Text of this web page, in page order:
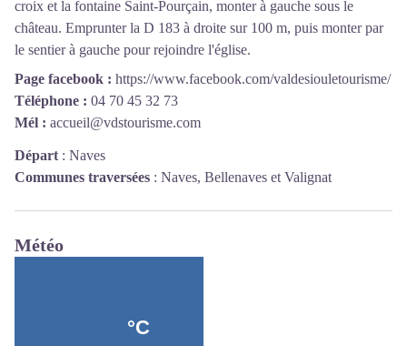
croix et la fontaine Saint-Pourçain, monter à gauche sous le
château. Emprunter la D 183 à droite sur 100 m, puis monter par
le sentier à gauche pour rejoindre l'église.
Page facebook : https://www.facebook.com/valdesiouletourisme/
Téléphone : 04 70 45 32 73
Mél : accueil@vdstourisme.com
Départ : Naves
Communes traversées : Naves, Bellenaves et Valignat
Météo